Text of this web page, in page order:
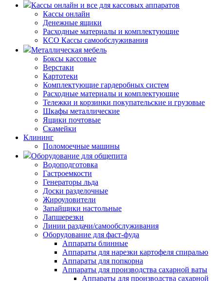
Кассы онлайн и все для кассовых аппаратов
Кассы онлайн
Денежные ящики
Расходные материалы и комплектующие
КСО Кассы самообслуживания
Металлическая мебель
Боксы кассовые
Верстаки
Картотеки
Комплектующие гардеробных систем
Расходные материалы и комплектующие
Тележки и корзинки покупательские и грузовые
Шкафы металлические
Ящики почтовые
Скамейки
Клининг
Поломоечные машины
Оборудование для общепита
Водоподготовка
Гастроемкости
Генераторы льда
Доски разделочные
Жироуловители
Запайщики настольные
Лапшерезки
Линии раздачи/самообслуживания
Оборудование для фаст-фуда
Аппараты блинные
Аппараты для нарезки картофеля спиралью
Аппараты для попкорна
Аппараты для производства сахарной ваты
Аппараты для производства сахарной